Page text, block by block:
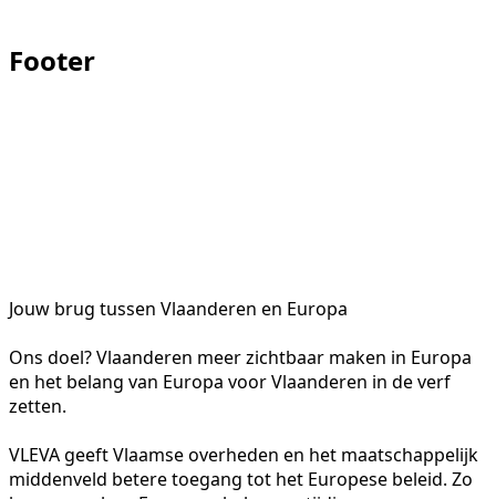
Footer
Jouw brug tussen Vlaanderen en Europa
Ons doel? Vlaanderen meer zichtbaar maken in Europa
en het belang van Europa voor Vlaanderen in de verf
zetten.
VLEVA geeft Vlaamse overheden en het maatschappelijk
middenveld betere toegang tot het Europese beleid. Zo